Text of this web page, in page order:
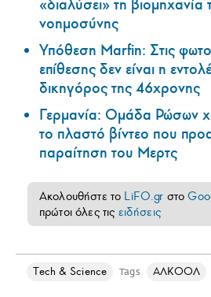
«διαλύσει» τη βιομηχανία
νοημοσύνης
Υπόθεση Marfin: Στις
επίθεσης δεν είναι η
δικηγόρος της 46χρονης
Γερμανία: Ομάδα Ρώσων
το πλαστό βίντεο που
παραίτηση του Μερτς
Ακολουθήστε το LiFO.gr στο
πρώτοι όλες τις ειδήσεις
Τech & Science Tags ΑΛΚΟΟΛ